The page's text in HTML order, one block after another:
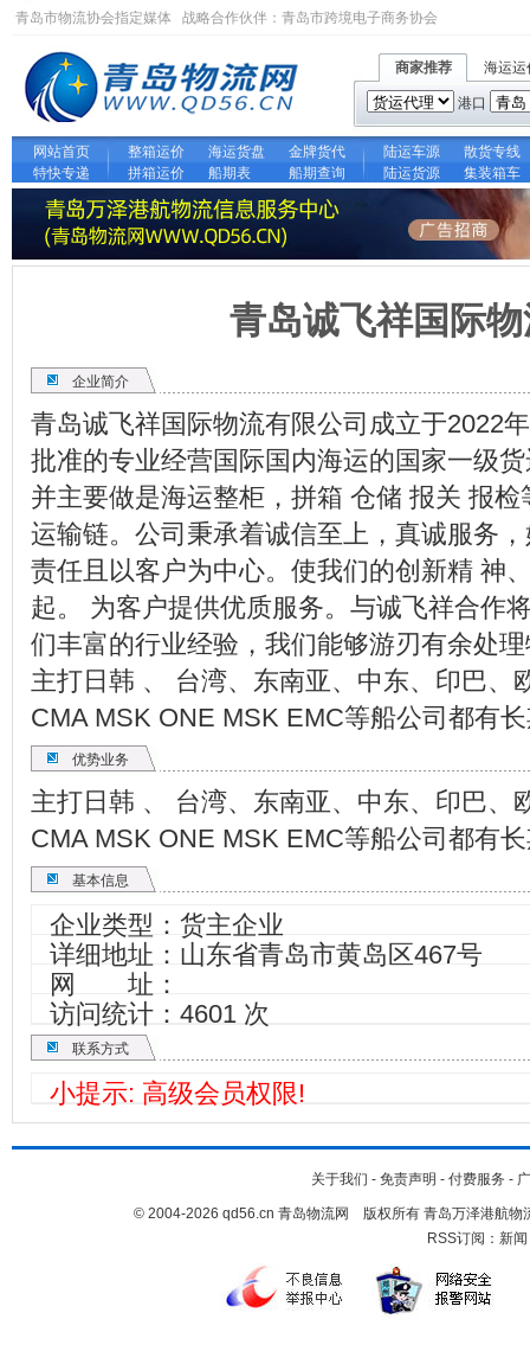
青岛市物流协会指定媒体 战略合作伙伴： 青岛市跨境电子商务协会
商家推荐 海运运
港口
网站首页 整箱运价 海运货盘 金牌货代 陆运车源
散货专线
特快专递
拼箱运价 船期表 船期查询 陆运货源 集装箱车
青岛诚飞祥国际
企业简介
青岛诚飞祥国际物流有限公司成立于2022
批准的专业经营国际国内海运的国家一级
并主要做是海运整柜，拼箱 仓储 报关 报
运输链。公司秉承着诚信至上，真诚服务
责任且以客户为中心。使我们的创新精 神
起。 为客户提供优质服务。与诚飞祥合作
们丰富的行业经验，我们能够游刃有余处
主打日韩 、 台湾、东南亚、中东、印巴、
CMA MSK ONE MSK EMC等船公司都有
优势业务
主打日韩 、 台湾、东南亚、中东、印巴、
CMA MSK ONE MSK EMC等船公司都有
基本信息
企业类型：货主企业
详细地址：山东省青岛市黄岛区467号
网 址：
访问统计：4601 次
联系方式
小提示: 高级会员权限!
关于我们 - 免责声明 - 付费服务 -
© 2004-2026 qd56.cn 青岛物流网 版权所有 青岛万泽港航物
RSS订阅： 新闻